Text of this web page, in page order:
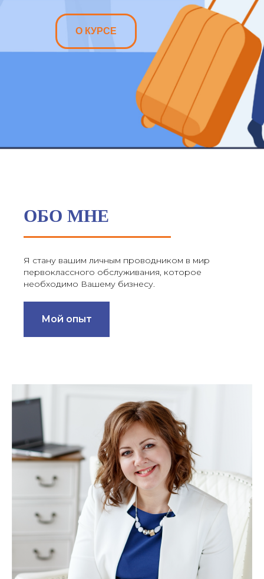
О КУРСЕ
ОБО МНЕ
Я стану вашим личным проводником в мир
первоклассного обслуживания, которое
необходимо Вашему бизнесу.
Мой опыт